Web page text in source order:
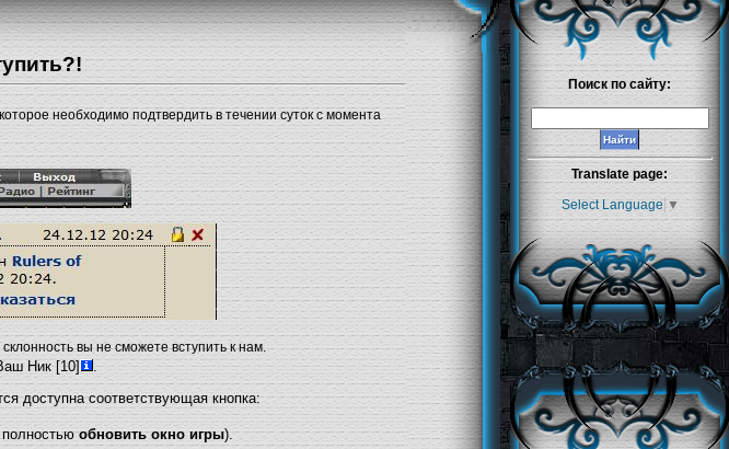
необходимо подтвердить в течении суток с момента
вы не сможете вступить к нам.
Ник [10]
.
доступна соответствующая кнопка:
полностьюобновить окно игры).
Поиск по сайту:
Translate page:
Select Language ▼